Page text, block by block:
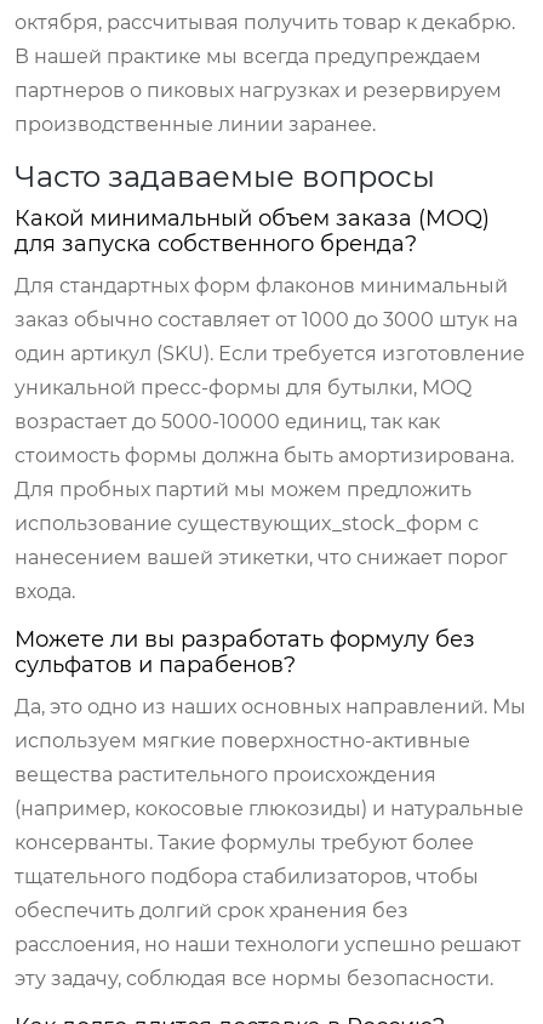
октября, рассчитывая получить товар к декабрю.
В нашей практике мы всегда предупреждаем
партнеров о пиковых нагрузках и резервируем
производственные линии заранее.
Часто задаваемые вопросы
Какой минимальный объем заказа (MOQ)
для запуска собственного бренда?
Для стандартных форм флаконов минимальный
заказ обычно составляет от 1000 до 3000 штук на
один артикул (SKU). Если требуется изготовление
уникальной пресс-формы для бутылки, MOQ
возрастает до 5000-10000 единиц, так как
стоимость формы должна быть амортизирована.
Для пробных партий мы можем предложить
использование существующих_stock_форм с
нанесением вашей этикетки, что снижает порог
входа.
Можете ли вы разработать формулу без
сульфатов и парабенов?
Да, это одно из наших основных направлений. Мы
используем мягкие поверхностно-активные
вещества растительного происхождения
(например, кокосовые глюкозиды) и натуральные
консерванты. Такие формулы требуют более
тщательного подбора стабилизаторов, чтобы
обеспечить долгий срок хранения без
расслоения, но наши технологи успешно решают
эту задачу, соблюдая все нормы безопасности.